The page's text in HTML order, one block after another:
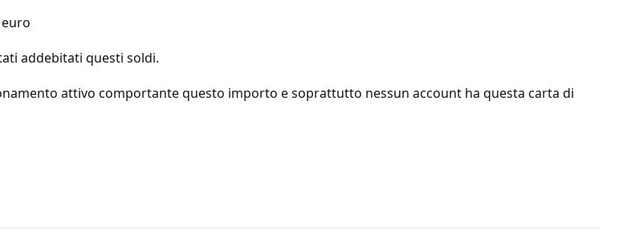
addebitati questi soldi.
attivo comportante questo importo e soprattutto nessun account ha questa carta di